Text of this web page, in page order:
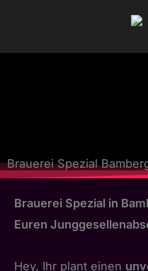
springen
Brauerei Spezial
Brauerei Spezial in
Euren
Hey, Ihr plant einen